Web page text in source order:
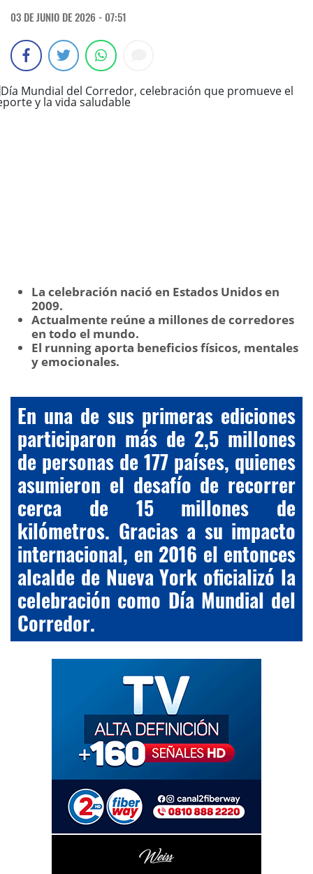
03 DE JUNIO DE 2026 - 07:51
La celebración nació en Estados Unidos en
2009.
Actualmente reúne a millones de corredores
en todo el mundo.
El running aporta beneficios físicos, mentales
y emocionales.
En una de sus primeras ediciones
participaron más de 2,5 millones
de personas de 177 países, quienes
asumieron el desafío de recorrer
cerca de 15 millones de
kilómetros. Gracias a su impacto
internacional, en 2016 el entonces
alcalde de Nueva York oficializó la
celebración como Día Mundial del
Corredor.